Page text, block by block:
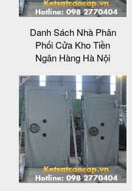
Danh Sách Nhà Phân
Phối Cửa Kho Tiền
Ngân Hàng Hà Nội